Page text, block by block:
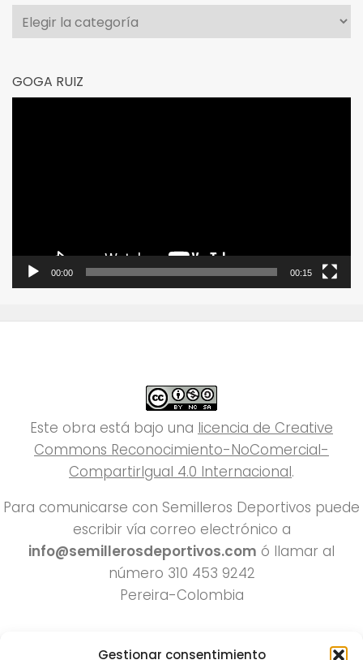
Gestionar consentimiento
Categorías
GOGA RUIZ
00:00 00:15
Este obra está bajo una licencia de Creative
Commons Reconocimiento-NoComercial-
CompartirIgual 4.0 Internacional.
Para comunicarse con Semilleros Deportivos puede
escribir vía correo electrónico a
info@semillerosdeportivos.com ó llamar al
número 310 453 9242
Pereira-Colombia